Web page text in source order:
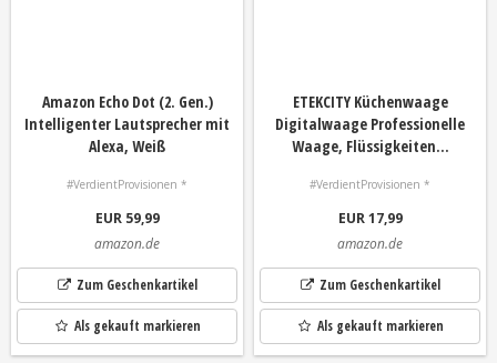
Amazon Echo Dot (2. Gen.)
Intelligenter Lautsprecher mit
Alexa, Weiß
#VerdientProvisionen *
EUR 59,99
amazon.de
Zum Geschenkartikel
Als gekauft markieren
ETEKCITY Küchenwaage
Digitalwaage Professionelle
Waage, Flüssigkeiten...
#VerdientProvisionen *
EUR 17,99
amazon.de
Zum Geschenkartikel
Als gekauft markieren